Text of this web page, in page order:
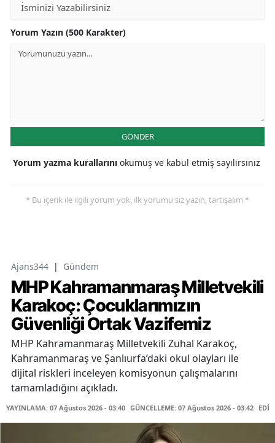
Yorum Yazın (500 Karakter)
GÖNDER
Yorum yazma kurallarını okumuş ve kabul etmiş sayılırsınız
* Bu içerik ile ilgili yorum yok, ilk yorumu siz yazın, tartışalım *
Ajans344 | Gündem
MHP Kahramanmaraş Milletvekili
Karakoç: Çocuklarımızın
Güvenliği Ortak Vazifemiz
MHP Kahramanmaraş Milletvekili Zuhal Karakoç,
Kahramanmaraş ve Şanlıurfa’daki okul olayları ile
dijital riskleri inceleyen komisyonun çalışmalarını
tamamladığını açıkladı.
YAYINLAMA: 07 Ağustos 2026 - 03:40 GÜNCELLEME: 07 Ağustos 2026 - 03:42